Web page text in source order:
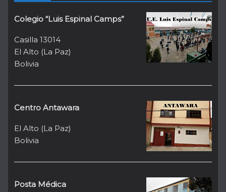
Colegio “Luis Espinal Camps”
Casilla 13014
El Alto (La Paz)
Bolivia
Centro Antawara
El Alto (La Paz)
Bolivia
Posta Médica